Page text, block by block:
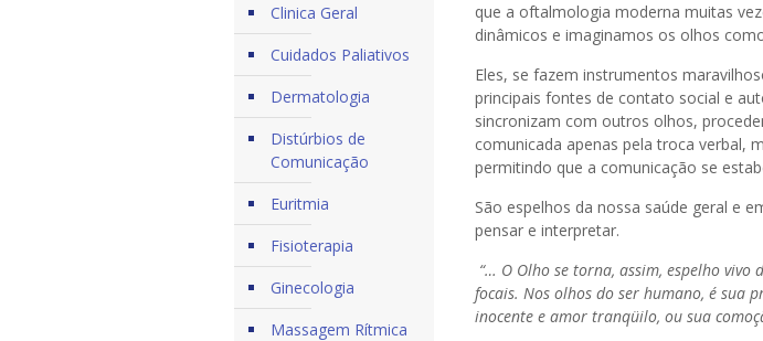
que a oftalmologia moderna muitas
dinâmicos e imaginamos os olhos
Eles, se fazem instrumentos
principais fontes de contato social e
sincronizam com outros olhos,
comunicada apenas pela troca verbal,
permitindo que a comunicação se
São espelhos da nossa saúde geral e
pensar e interpretar.
“… O Olho se torna, assim, espelho vivo
focais. Nos olhos do ser humano, é sua
inocente e amor tranqüilo, ou sua
Clinica Geral
Cuidados Paliativos
Dermatologia
Distúrbios de
Comunicação
Euritmia
Fisioterapia
Ginecologia
Massagem Rítmica